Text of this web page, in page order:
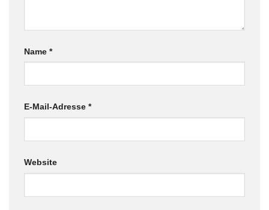
Name *
E-Mail-Adresse *
Website